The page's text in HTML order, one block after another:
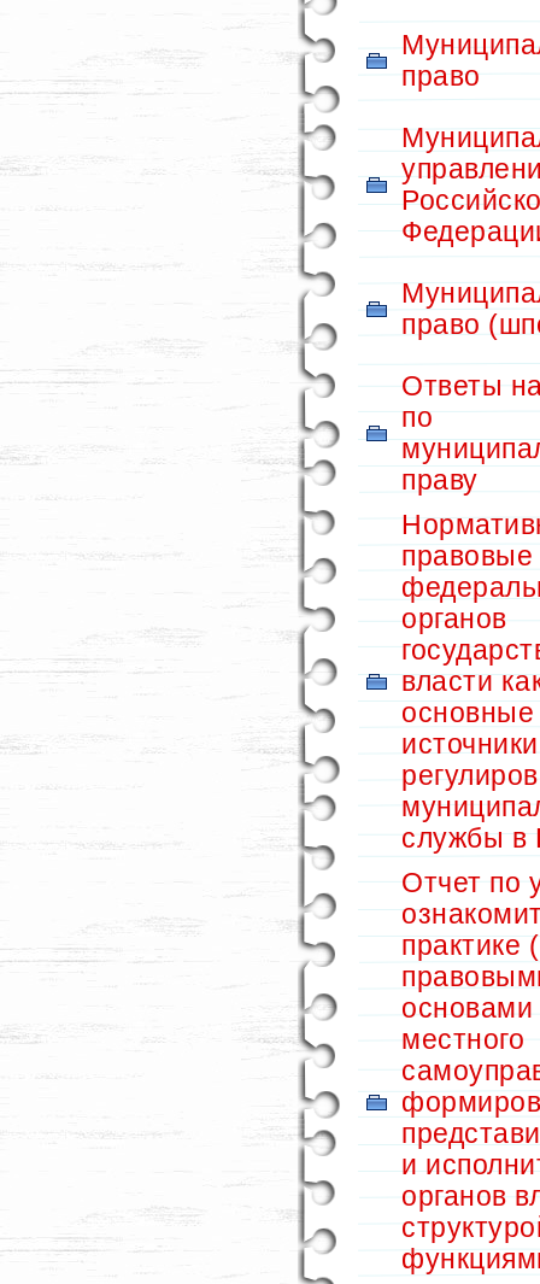
право
право
Ответы
по
праву
правовые
органов
власти
основные
источники
службы в
Отчет по
практике
основами
местного
и
органов